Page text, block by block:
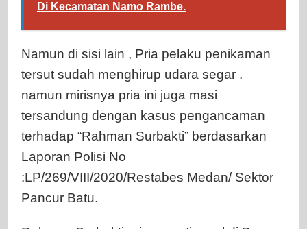
Di Kecamatan Namo Rambe.
Namun di sisi lain , Pria pelaku penikaman
tersut sudah menghirup udara segar .
namun mirisnya pria ini juga masi
tersandung dengan kasus pengancaman
terhadap “Rahman Surbakti” berdasarkan
Laporan Polisi No
:LP/269/VIII/2020/Restabes Medan/ Sektor
Pancur Batu.